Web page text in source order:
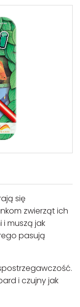
się
zwierząt ich
i muszą jak
pasują
i czujny jak